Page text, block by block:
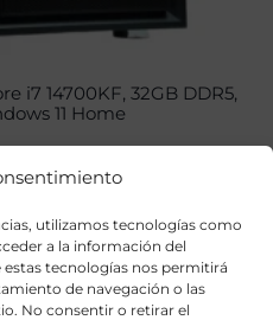
utilizamos tecnologías como
a la información del
tecnologías nos permitirá
de navegación o las
No consentir o retirar el
i7 14700KF, 32GB DDR5,
11 Home